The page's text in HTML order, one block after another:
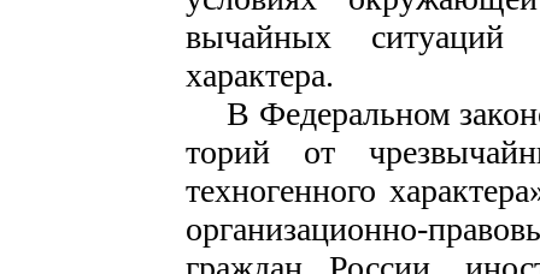
вычайных ситуаций
характера.
В Федеральном
торий от
техноген­ного
организацион­но-